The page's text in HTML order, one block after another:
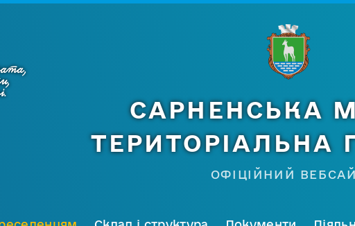
САРНЕНСЬКА
ТЕРИТОРІАЛЬНА
ОФІЦІЙНИЙ